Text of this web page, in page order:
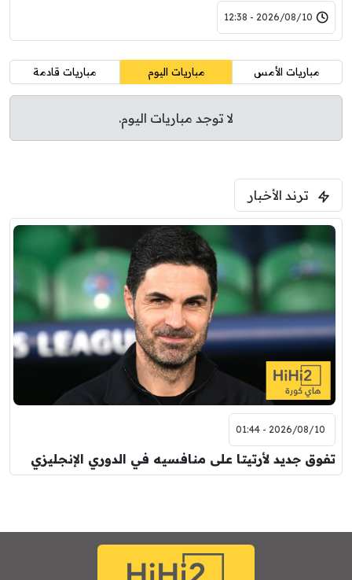
2026/08/10 - 12:38
مباريات الأمس مباريات اليوم مباريات قادمة
لا توجد مباريات اليوم.
ترند الأخبار
2026/08/10 - 01:44
تفوق جديد لأرتيتا على منافسيه في الدوري الإنجليزي